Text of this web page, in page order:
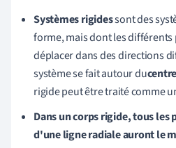
Systèmes rigidessont des
forme, mais dont les différents
déplacer dans des directions
système se fait autour du
rigide peut être traité comme
Dans un corps rigide, tous les
d'une ligne radiale auront le